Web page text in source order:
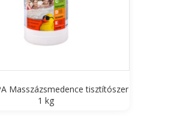
Masszázsmedence tisztítószer
1 kg